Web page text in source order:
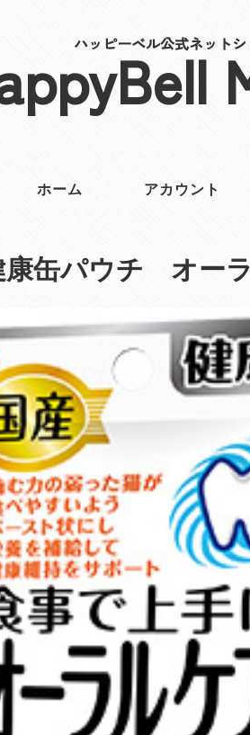
ハッピーベル公式ネット
ホーム アカウント
康缶パウチ オー